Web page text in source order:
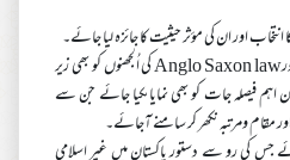
3. پاکستانی دستور کے داخلی تضادات اورAnglo Saxon law کی اُلجھنوں کو بھی زیر
فیصلہ جات کو بھی نمایاںکیا جائے جن سے
مقام ومرتبہ نکھر کر سامنے آجائے۔